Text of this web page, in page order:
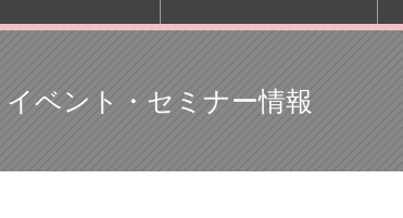
イベント・セミナー情報